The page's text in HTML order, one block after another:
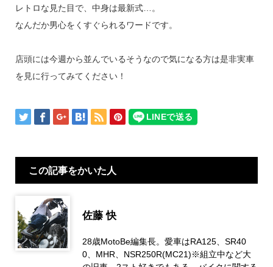
レトロな見た目で、中身は最新式…。
なんだか男心をくすぐられるワードです。
店頭には今週から並んでいるそうなので気になる方は是非実車
を見に行ってみてください！
この記事をかいた人
佐藤 快
28歳MotoBe編集長。愛車はRA125、SR40
0、MHR、NSR250R(MC21)※組立中など大